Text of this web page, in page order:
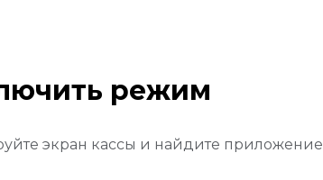
режим
экран кассы и найдите приложение